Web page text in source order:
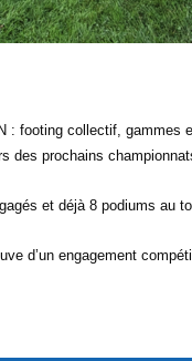
footing collectif,
des prochains
et déjà 8 podiums au
d’un engagement